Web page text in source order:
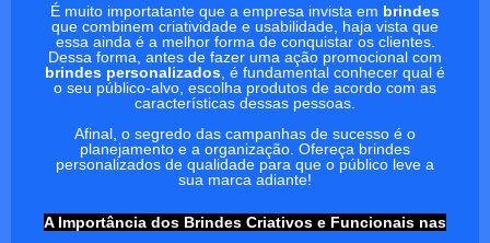
É muito importatante que a empresa invista em brindes
que combinem criatividade e usabilidade, haja vista que
essa ainda é a melhor forma de conquistar os clientes.
Dessa forma, antes de fazer uma ação promocional com
brindes personalizados , é fundamental conhecer qual é
o seu público-alvo, escolha produtos de acordo com as
características dessas pessoas.
Afinal, o segredo das campanhas de sucesso é o
planejamento e a organização. Ofereça brindes
personalizados de qualidade para que o público leve a
sua marca adiante!
A Importância dos Brindes Criativos e Funcionais nas